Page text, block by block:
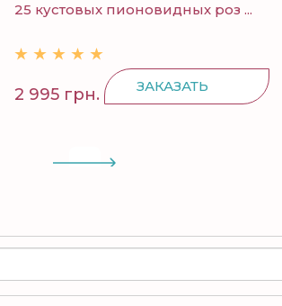
25 кустовых пионовидных роз ...
2 995 грн. ЗАКАЗАТЬ